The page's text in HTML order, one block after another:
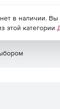
в наличии.
этой категории